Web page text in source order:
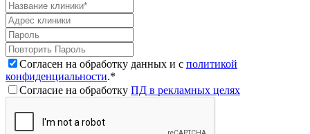
Согласен на обработку данных и с политикой
конфиденциальности.*
Согласие на обработку ПД в рекламных целях